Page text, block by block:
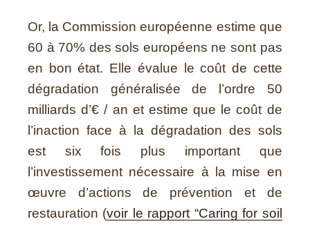
Or, la Commission européenne estime que
60 à 70% des sols européens ne sont pas
en bon état. Elle évalue le coût de cette
dégradation généralisée de l’ordre 50
milliards d’€ / an et estime que le coût de
l’inaction face à la dégradation des sols
est six fois plus important que
l’investissement nécessaire à la mise en
œuvre d’actions de prévention et de
restauration (voir le rapport “Caring for soil